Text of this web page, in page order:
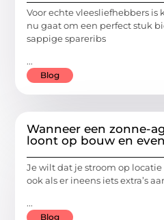
Voor echte vleesliefhebbers is
nu gaat om een perfect stuk
sappige spareribs
...
Blog
Wanneer een zonne-
loont op bouw en
Je wilt dat je stroom op
ook als er ineens iets extra’s
...
Blog